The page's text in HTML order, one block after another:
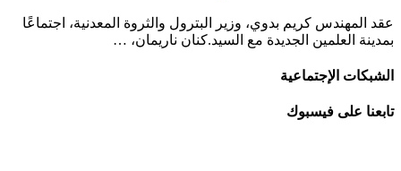
عقد المهندس كريم بدوي، وزير البترول والثروة المعدنية، اجتماعًا
بمدينة العلمين الجديدة مع السيد.كنان ناريمان، …
الشبكات الإجتماعية
تابعنا على فيسبوك